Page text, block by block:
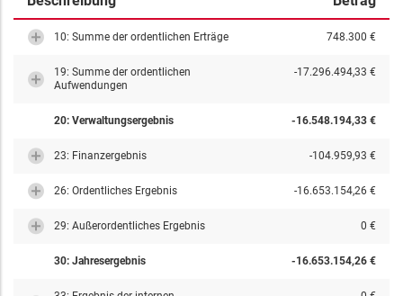
10: Summe der ordentlichen Erträge 748.300 €
19: Summe der ordentlichen
Aufwendungen
-17.296.494,33 €
20: Verwaltungsergebnis -16.548.194,33 €
23: Finanzergebnis -104.959,93 €
26: Ordentliches Ergebnis -16.653.154,26 €
29: Außerordentliches Ergebnis 0 €
30: Jahresergebnis -16.653.154,26 €